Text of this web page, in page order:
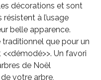
décorations et sont
à l’usage
belle apparence.
que pour un
Un favori
de Noël
votre arbre,